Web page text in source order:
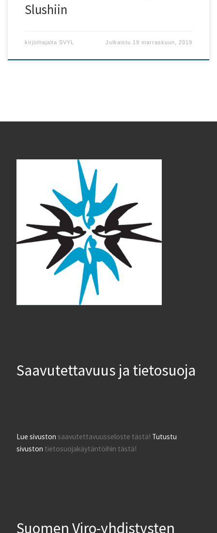
Slushiin
kirjoittajalta SVYL Julkaistu 19 marraskuun, 2019
Saavutettavuus ja tietosuoja
Lue sivustonsaavutettavuusseloste tästä! Tutustu
sivuston tietosuojakäytäntöihin tästä!
Suomen Viro-yhdistysten